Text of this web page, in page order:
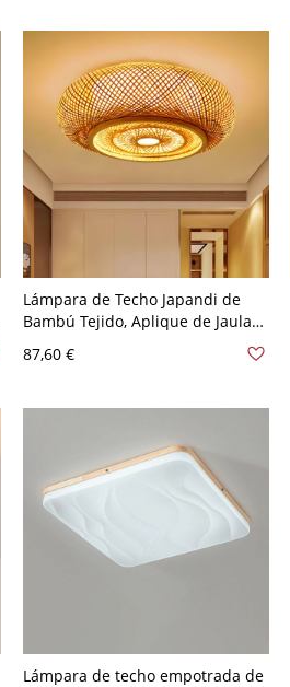
Lámpara de Techo Japandi de
Bambú Tejido, Aplique de Jaula
Iluminación Ambiental Cálida -
87,60 €
Lámpara de techo empotrada de